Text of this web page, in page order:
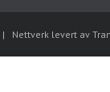
| Nettverk levert av